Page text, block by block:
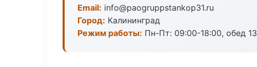
Email: info@paogruppstankop31.ru
Город: Калининград
Режим работы: Пн-Пт: 09:00-18:00, обед